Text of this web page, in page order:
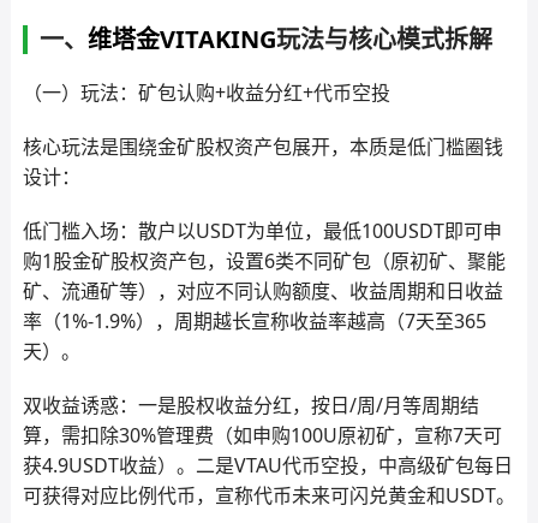
一、 维塔金VITAKING玩法与核心模式拆解
（一）玩法：矿包认购+收益分红+代币空投
核心玩法是围绕金矿股权资产包展开，本质是低门槛圈钱
设计：
低门槛入场：散户以USDT为单位，最低100USDT即可申
购1股金矿股权资产包，设置6类不同矿包（原初矿、聚能
矿、流通矿等），对应不同认购额度、收益周期和日收益
率（1%-1.9%），周期越长宣称收益率越高（7天至365
天）。
双收益诱惑：一是股权收益分红，按日/周/月等周期结
算，需扣除30%管理费（如申购100U原初矿，宣称7天可
获4.9USDT收益）。二是VTAU代币空投，中高级矿包每日
可获得对应比例代币，宣称代币未来可闪兑黄金和USDT。